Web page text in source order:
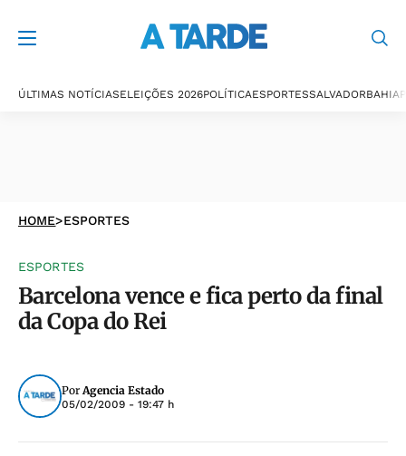
ÚLTIMAS NOTÍCIASELEIÇÕES 2026POLÍTICAESPORTESSALVADORBAHIA
HOME>ESPORTES
ESPORTES
Barcelona vence e fica perto da final
da Copa do Rei
PorAgencia Estado
05/02/2009 - 19:47 h